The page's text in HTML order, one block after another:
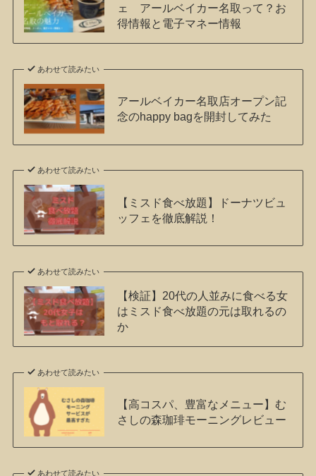
ェ アールベイカー名取って？お
得情報と電子マネー情報
あわせて読みたい
アールベイカー名取店オープン記
念のhappy bagを開封してみた
あわせて読みたい
【ミスド食べ放題】ドーナツビュ
ッフェを徹底解説！
あわせて読みたい
【検証】20代の人並みに食べる女
はミスド食べ放題の元は取れるの
か
あわせて読みたい
【高コスパ、豊富なメニュー】む
さしの森珈琲モーニングレビュー
あわせて読みたい